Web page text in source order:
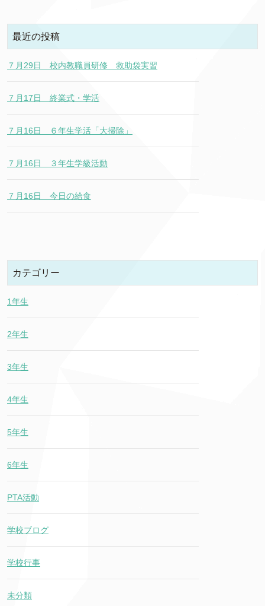
最近の投稿
７月29日 校内教職員研修 救助袋実習
７月17日 終業式・学活
７月16日 ６年生学活「大掃除」
７月16日 ３年生学級活動
７月16日 今日の給食
カテゴリー
1年生
2年生
3年生
4年生
5年生
6年生
PTA活動
学校ブログ
学校行事
未分類